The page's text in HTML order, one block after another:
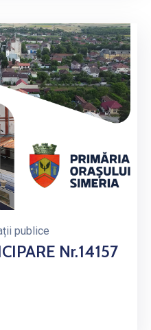
publice
Nr.14157